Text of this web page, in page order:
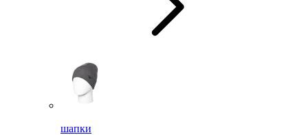
шапки